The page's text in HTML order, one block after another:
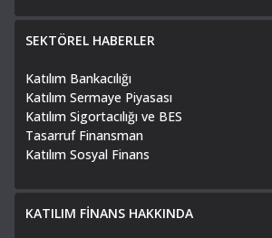
SEKTÖREL HABERLER
Katılım Bankacılığı
Katılım Sermaye Piyasası
Katılım Sigortacılığı ve BES
Tasarruf Finansman
Katılım Sosyal Finans
KATILIM FİNANS HAKKINDA